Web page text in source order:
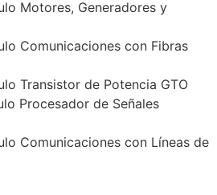
Motores, Generadores y
Comunicaciones con Fibras
Transistor de Potencia GTO
Procesador de Señales
Comunicaciones con Líneas de